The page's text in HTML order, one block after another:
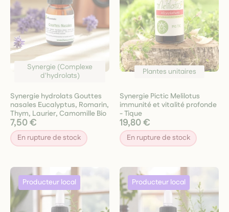
Synergie (Complexe
d'hydrolats)
Synergie hydrolats Gouttes
nasales Eucalyptus, Romarin,
Thym, Laurier, Camomille Bio
7,50 €
En rupture de stock
Plantes unitaires
Synergie Pictic Melilotus
immunité et vitalité profonde
- Tique
19,80 €
En rupture de stock